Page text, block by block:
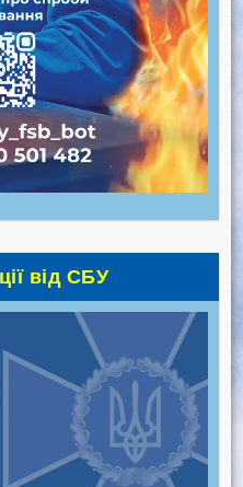
від СБУ